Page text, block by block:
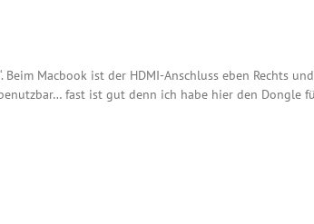
Macbook ist der HDMI-Anschluss eben Rechts
fast ist gut denn ich habe hier den Dongle